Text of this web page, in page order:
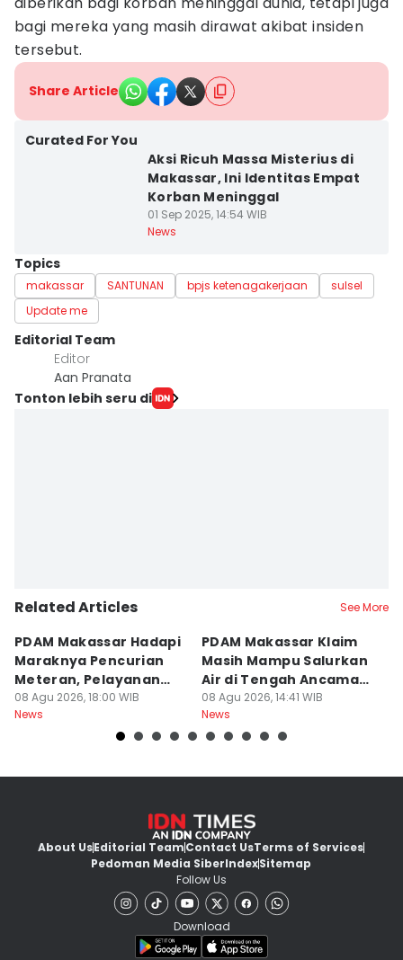
bagi mereka yang masih dirawat akibat insiden
tersebut.
Share Article
Curated For You
Aksi Ricuh Massa Misterius di
Makassar, Ini Identitas Empat
Korban Meninggal
01 Sep 2025, 14:54 WIB
News
Topics
makassar SANTUNAN bpjs ketenagakerjaan
sulsel
Update me
Editorial Team
Editor
Aan Pranata
Tonton lebih seru di
Related Articles See More
PDAM Makassar Hadapi
Maraknya Pencurian
Meteran, Pelayanan
Ikut Terdampak
08 Agu 2026, 18:00 WIB
News
PDAM Makassar Klaim
Masih Mampu Salurkan
Air di Tengah Ancaman
Kekeringan
08 Agu 2026, 14:41 WIB
News
About UsEditorial TeamContact UsTerms of Services
Pedoman Media SiberIndexSitemap
Follow Us
Download